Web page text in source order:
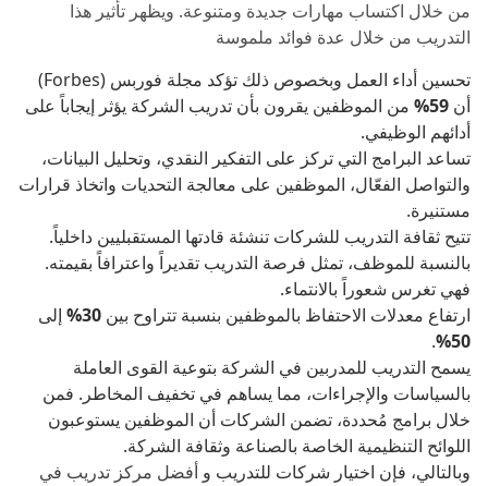
من خلال اكتساب مهارات جديدة ومتنوعة. ويظهر تأثير هذا
التدريب من خلال عدة فوائد ملموسة
تحسين أداء العمل وبخصوص ذلك تؤكد مجلة فوربس (Forbes)
أن 59%
من الموظفين يقرون بأن تدريب الشركة يؤثر إيجاباً على
أدائهم الوظيفي.
تساعد البرامج التي تركز على التفكير النقدي، وتحليل البيانات،
والتواصل الفعّال، الموظفين على معالجة التحديات واتخاذ قرارات
مستنيرة.
تتيح ثقافة التدريب للشركات تنشئة قادتها المستقبليين داخلياً.
بالنسبة للموظف، تمثل فرصة التدريب تقديراً واعترافاً بقيمته.
فهي تغرس شعوراً بالانتماء.
ارتفاع معدلات الاحتفاظ بالموظفين بنسبة تتراوح بين 30%
إلى
50%
.
يسمح التدريب للمدربين في الشركة بتوعية القوى العاملة
بالسياسات والإجراءات، مما يساهم في تخفيف المخاطر. فمن
خلال برامج مُحددة، تضمن الشركات أن الموظفين يستوعبون
اللوائح التنظيمية الخاصة بالصناعة وثقافة الشركة.
وبالتالي، فإن اختيار شركات للتدريب و أفضل مركز تدريب في